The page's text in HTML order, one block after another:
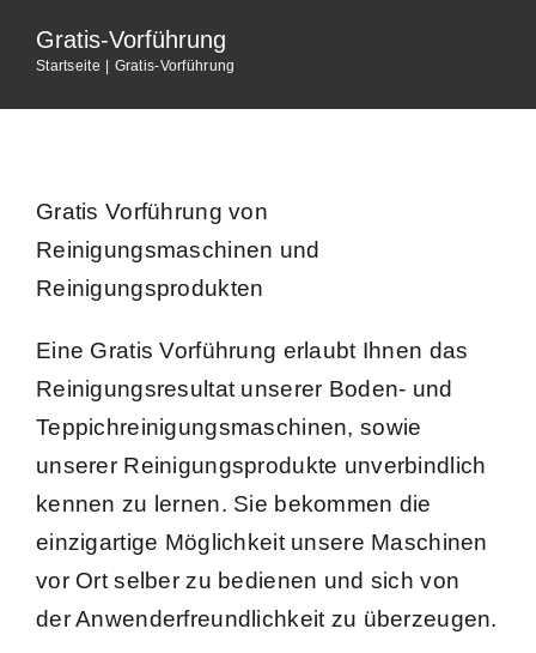
Home
Unternehmen
Shop
News
Jobs
Kontakt
Gratis-Vorführung
Startseite Gratis-Vorführung
Gratis Vorführung von
Reinigungsmaschinen und
Reinigungsprodukten
Eine Gratis Vorführung erlaubt Ihnen das
Reinigungsresultat unserer Boden- und
Teppichreinigungsmaschinen, sowie
unserer Reinigungsprodukte unverbindlich
kennen zu lernen. Sie bekommen die
einzigartige Möglichkeit unsere Maschinen
vor Ort selber zu bedienen und sich von
der Anwenderfreundlichkeit zu überzeugen.